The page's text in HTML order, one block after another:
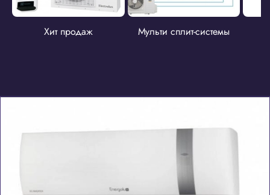
Хит продаж Мульти сплит-системы